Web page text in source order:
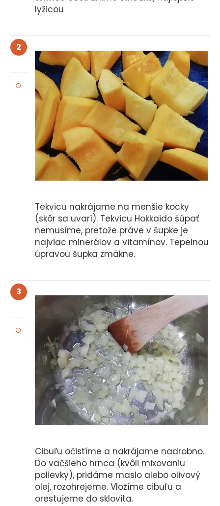
lyžicou
2
Tekvicu nakrájame na menšie kocky
(skôr sa uvarí). Tekvicu Hokkaido šúpať
nemusíme, pretože práve v šupke je
najviac minerálov a vitamínov. Tepelnou
úpravou šupka zmäkne.
3
Cibuľu očistíme a nakrájame nadrobno.
Do väčšieho hrnca (kvôli mixovaniu
polievky), pridáme maslo alebo olivový
olej, rozohrejeme. Vložíme cibuľu a
orestujeme do sklovita.